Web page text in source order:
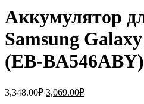
Аккумулятор
Samsung
(EB-BA546ABY)
3,348.00₽ Первоначальная
3,069.00₽Текущая